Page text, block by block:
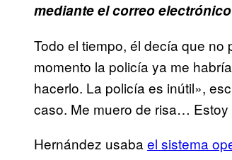
mediante el correo electrónico
Todo el tiempo, él decía que
momento la policía ya me
hacerlo. La policía es inútil»,
caso. Me muero de risa…
Hernández usaba el sistema